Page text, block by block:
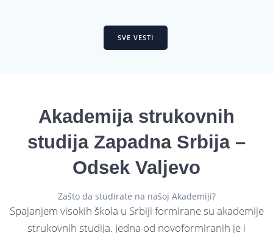
SVE VESTI
Akademija strukovnih
studija Zapadna Srbija –
Odsek Valjevo
Zašto da studirate na našoj Akademiji?
Spajanjem visokih škola u Srbiji formirane su akademije
strukovnih studija. Jedna od novoformiranih je i